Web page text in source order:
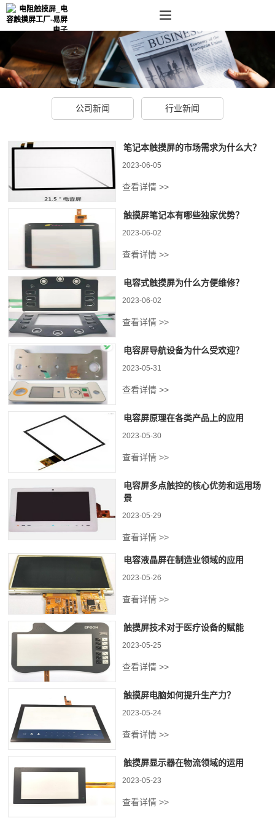
公司新闻 行业新闻
笔记本触摸屏的市场需求为什么大？
2023-06-05
查看详情 >>
触摸屏笔记本有哪些独家优势？
2023-06-02
查看详情 >>
电容式触摸屏为什么方便维修？
2023-06-02
查看详情 >>
电容屏导航设备为什么受欢迎？
2023-05-31
查看详情 >>
电容屏原理在各类产品上的应用
2023-05-30
查看详情 >>
电容屏多点触控的核心优势和运用场
景
2023-05-29
查看详情 >>
电容液晶屏在制造业领域的应用
2023-05-26
查看详情 >>
触摸屏技术对于医疗设备的赋能
2023-05-25
查看详情 >>
触摸屏电脑如何提升生产力？
2023-05-24
查看详情 >>
触摸屏显示器在物流领域的运用
2023-05-23
查看详情 >>